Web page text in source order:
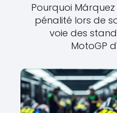
Pourquoi
pénalité lors de
voie des
MotoGP